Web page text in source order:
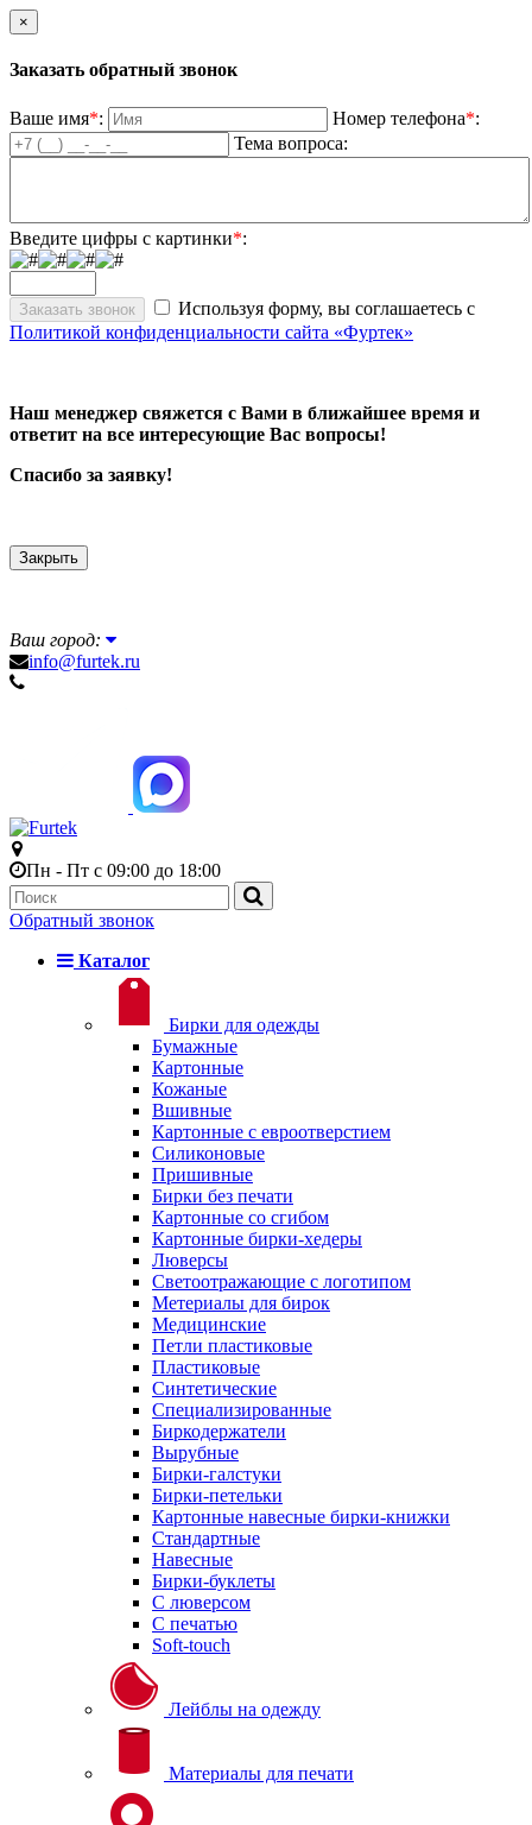
×
Заказать обратный звонок
Ваше имя*: Номер телефона*:
Тема вопроса:
Введите цифры с картинки*:
Используя форму, вы соглашаетесь с
Политикой конфиденциальности сайта «Фуртек»
Наш менеджер свяжется с Вами в ближайшее время и
ответит на все интересующие Вас вопросы!
Спасибо за заявку!
Закрыть
Ваш город:
info@furtek.ru
Пн - Пт с 09:00 до 18:00
Обратный звонок
Каталог
Бирки для одежды
Бумажные
Картонные
Кожаные
Вшивные
Картонные с евроотверстием
Силиконовые
Пришивные
Бирки без печати
Картонные со сгибом
Картонные бирки-хедеры
Люверсы
Светоотражающие с логотипом
Метериалы для бирок
Медицинские
Петли пластиковые
Пластиковые
Синтетические
Специализированные
Биркодержатели
Вырубные
Бирки-галстуки
Бирки-петельки
Картонные навесные бирки-книжки
Стандартные
Навесные
Бирки-буклеты
С люверсом
С печатью
Soft-touch
Лейблы на одежду
Материалы для печати